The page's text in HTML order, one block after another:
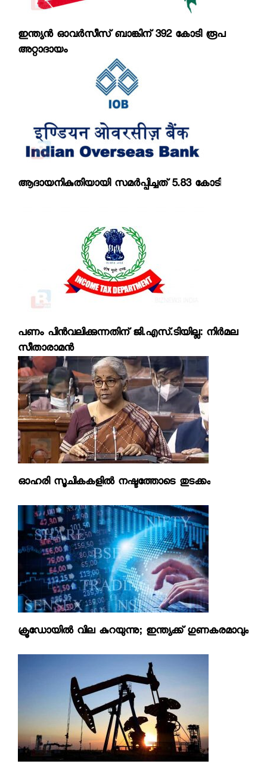
ഇന്ത്യന്‍ ഓവര്‍സീസ് ബാങ്കിന് 392 കോടി രൂപ
അറ്റാദായം
ആദായനികുതിയായി സമര്‍പ്പിച്ചത് 5.83 കോടി
പണം പിന്‍വലിക്കുന്നതിന് ജി.എസ്.ടിയില്ല: നിര്‍മല
സീതാരാമന്‍
ഓഹരി സൂചികകളില്‍ നഷ്ടത്തോടെ തുടക്കം
ക്രൂഡോയില്‍ വില കുറയുന്നു; ഇന്ത്യക്ക് ഗുണകരമാവും